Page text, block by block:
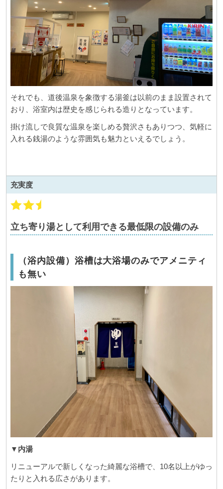
それでも、道後温泉を象徴する湯釜は以前のまま設置されて
おり、浴室内は歴史を感じられる造りとなっています。
掛け流しで良質な温泉を楽しめる贅沢さもありつつ、気軽に
入れる銭湯のような雰囲気も魅力といえるでしょう。
充実度
立ち寄り湯として利用できる最低限の設備のみ
（浴内設備）浴槽は大浴場のみでアメニティ
も無い
▼内湯
リニューアルで新しくなった綺麗な浴槽で、10名以上がゆっ
たりと入れる広さがあります。